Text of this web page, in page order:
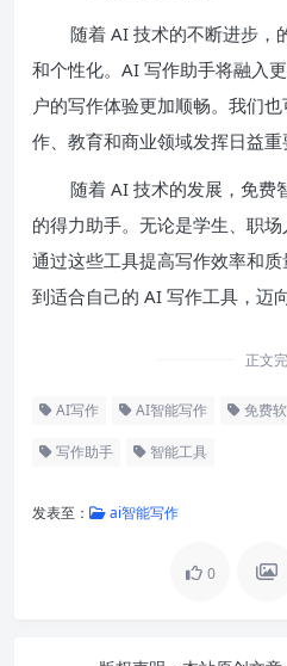
随着 AI 技术的不断进步，
和个性化。AI 写作助手将融入
户的写作体验更加顺畅。我们
作、教育和商业领域发挥日益重
随着 AI 技术的发展，免费
的得力助手。无论是学生、职
通过这些工具提高写作效率和
到适合自己的 AI 写作工具，迈
正文完
AI写作 AI智能写作 免费
写作助手 智能工具
发表至： ai智能写作
0